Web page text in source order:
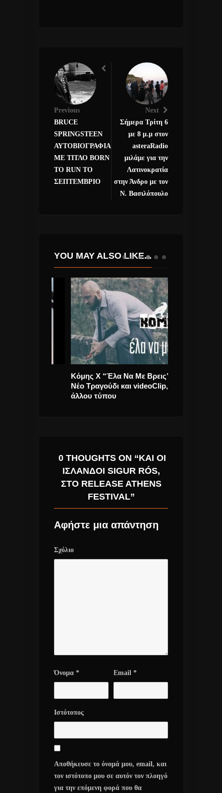
Previous
BRUCE
SPRINGSTEEN
ΑΥΤΟΒΙΟΓΡΑΦΙΑ
ΜΕ ΤΙΤΛΟ BORN
TO RUN ΤΟ
ΣΕΠΤΕΜΒΡΙΟ
Next
Σήμερα Τρίτη 6
με 8 μ.μ στον
asteraRadio
μιλάμε για την
Λατινοκρατία
στην Άνδρο με τον
Ν. Βασιλόπουλο
YOU MAY ALSO LIKE...
Κόμης Χ “Έλα Να Με Βρεις”
Νέο Τραγούδι και videoClip,
άλλου τύπου
0 THOUGHTS ON “ΚΑΙ ΟΙ
ΙΣΛΑΝΔΟΊ SIGUR RÓS,
ΣΤΟ RELEASE ATHENS
FESTIVAL”
Αφήστε μια απάντηση
Σχόλιο
Όνομα * Email *
Ιστότοπος
Αποθήκευσε το όνομά μου, email, και
τον ιστότοπο μου σε αυτόν τον πλοηγό
για την επόμενη φορά που θα